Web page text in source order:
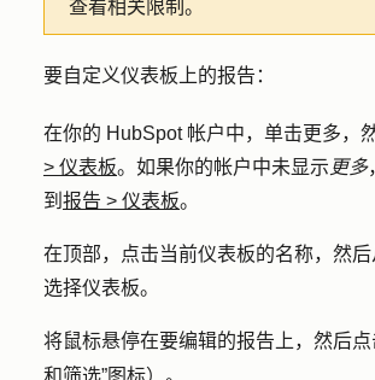
查看相关限制。
要自定义仪表板上的报告：
在你的 HubSpot 帐户中，单击更多，
> 仪表板。如果你的帐户中未显示 更多
到 报告 > 仪表板。
在顶部，点击当前仪表板的名称，然
选择仪表板。
将鼠标悬停在要编辑的报告上，然后点
和筛选”图标）。